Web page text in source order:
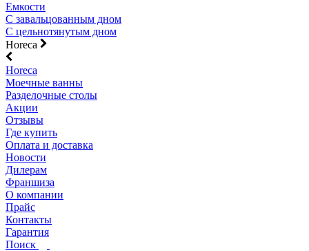
Емкости
С завальцованным дном
С цельнотянутым дном
Horeca
Horeca
Моечные ванны
Разделочные столы
Акции
Отзывы
Где купить
Оплата и доставка
Новости
Дилерам
Франшиза
О компании
Прайс
Контакты
Гарантия
Поиск